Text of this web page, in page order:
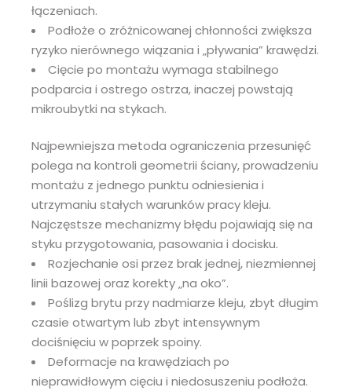
łączeniach.
Podłoże o zróżnicowanej chłonności zwiększa
ryzyko nierównego wiązania i „pływania” krawędzi.
Cięcie po montażu wymaga stabilnego
podparcia i ostrego ostrza, inaczej powstają
mikroubytki na stykach.
Najpewniejsza metoda ograniczenia przesunięć
polega na kontroli geometrii ściany, prowadzeniu
montażu z jednego punktu odniesienia i
utrzymaniu stałych warunków pracy kleju.
Najczęstsze mechanizmy błędu pojawiają się na
styku przygotowania, pasowania i docisku.
Rozjechanie osi przez brak jednej, niezmiennej
linii bazowej oraz korekty „na oko”.
Poślizg brytu przy nadmiarze kleju, zbyt długim
czasie otwartym lub zbyt intensywnym
dociśnięciu w poprzek spoiny.
Deformacje na krawędziach po
nieprawidłowym cięciu i niedosuszeniu podłoża.